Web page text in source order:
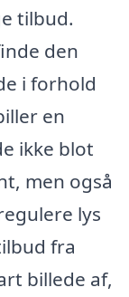
tilbud.
den
i forhold
en
ikke blot
men også
lys
fra
billede af,